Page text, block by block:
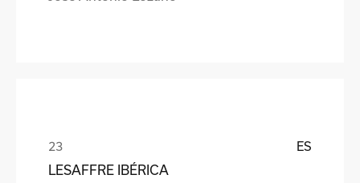
ES
LESAFFRE IBÉRICA